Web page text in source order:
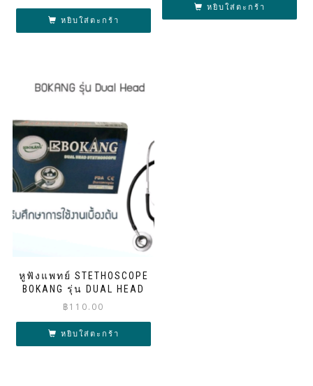
หยิบใส่ตะกร้า
หยิบใส่ตะกร้า
หูฟังแพทย์ STETHOSCOPE
BOKANG รุ่น DUAL HEAD
฿110.00
หยิบใส่ตะกร้า